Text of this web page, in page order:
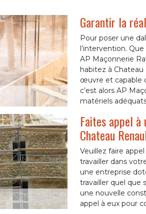
Garantir la
Pour poser une
l’intervention.
AP Maçonnerie
habitez à
œuvre et capable
c’est alors AP
matériels
Faites appel
Chateau
Veuillez faire
travailler dans
une entreprise
travailler quel que
une nouvelle
appel à eux pour